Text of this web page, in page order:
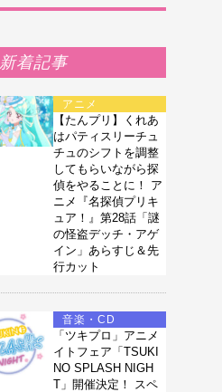
新着記事
アニメ
【たんプリ】くれあ
はパティスリーチュ
チュのシフトを調整
してもらいながら探
偵をやることに！ ア
ニメ『名探偵プリキ
ュア！』第28話「謎
の怪盗デッチ・アゲ
イン」あらすじ＆先
行カット
音楽・CD
「ツキプロ」アニメ
イトフェア「TSUKI
NO SPLASH NIGH
T」開催決定！ スペ